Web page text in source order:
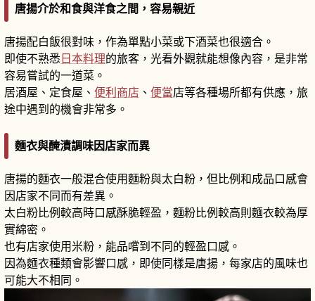
唐揚介於和食與洋食之間，容易親近
唐揚配白飯很對味，作為單點小菜或下酒菜也很適合。
即使不熟悉日本料理的旅客，光看外觀就能想像內容，是非常
容易嘗試的一道菜。
居酒屋、定食屋、 便利商店 、 便當店等各種場所都有供應，旅
途中遇到的機會非常多。
麵衣與醃漬調味因店家而異
唐揚的麵衣一般混合使用麵粉與太白粉，但比例和成品口感會
因店家不同而有差異。
太白粉比例較高時口感酥脆輕盈，麵粉比例較高則麵衣較為厚
實綿密。
也有店家使用米粉，能品嚐到不同的輕盈口感。
因為麵衣種類會影響口感，即使同樣是唐揚，每家店的風味也
可能大不相同。